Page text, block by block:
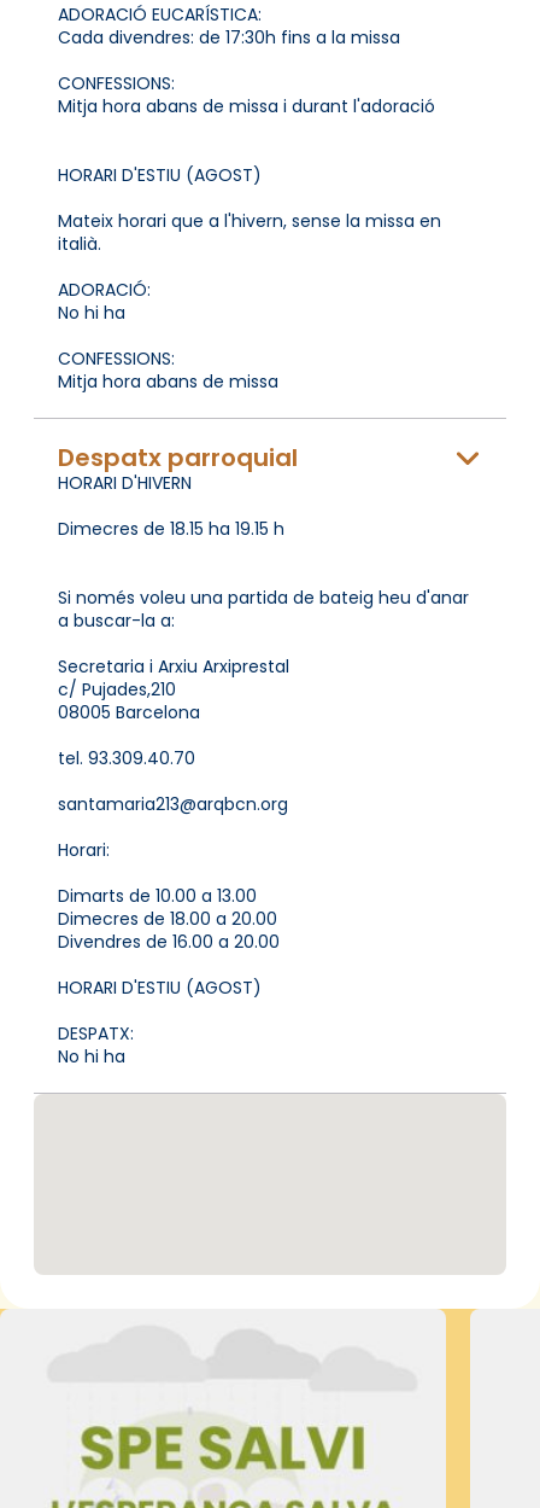
ADORACIÓ EUCARÍSTICA:
Cada divendres: de 17:30h fins a la missa
CONFESSIONS:
Mitja hora abans de missa i durant l'adoració
HORARI D'ESTIU (AGOST)
Mateix horari que a l'hivern, sense la missa en
italià.
ADORACIÓ:
No hi ha
CONFESSIONS:
Mitja hora abans de missa
Despatx parroquial
HORARI D'HIVERN
Dimecres de 18.15 ha 19.15 h
Si només voleu una partida de bateig heu d'anar
a buscar-la a:
Secretaria i Arxiu Arxiprestal
c/ Pujades,210
08005 Barcelona
tel. 93.309.40.70
santamaria213@arqbcn.org
Horari:
Dimarts de 10.00 a 13.00
Dimecres de 18.00 a 20.00
Divendres de 16.00 a 20.00
HORARI D'ESTIU (AGOST)
DESPATX:
No hi ha